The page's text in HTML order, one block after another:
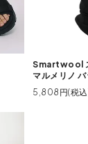
Smartwool
マルメリノ
5,808円(税